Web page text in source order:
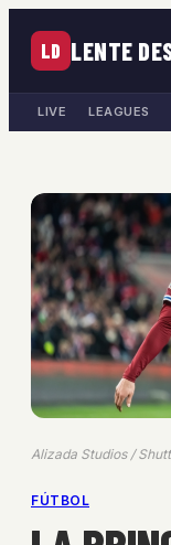
LD LENTE
LIVE LEAGUES
Alizada Studios /
FÚTBOL